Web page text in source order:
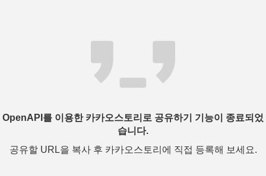
OpenAPI를 이용한 카카오스토리로 공유하기 기능이 종료되었
습니다.
공유할 URL을 복사 후 카카오스토리에 직접 등록해 보세요.